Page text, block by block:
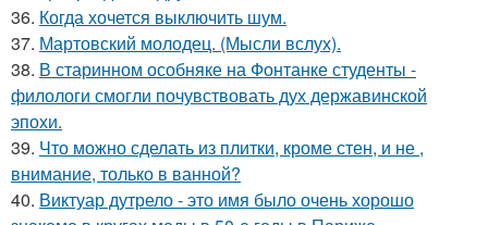
36. Когда хочется выключить шум.
37. Мартовский молодец. (Мысли вслух).
38. В старинном особняке на Фонтанке студенты -
филологи смогли почувствовать дух державинской
эпохи.
39. Что можно сделать из плитки, кроме стен, и не ,
внимание, только в ванной?
40. Виктуар дутрело - это имя было очень хорошо